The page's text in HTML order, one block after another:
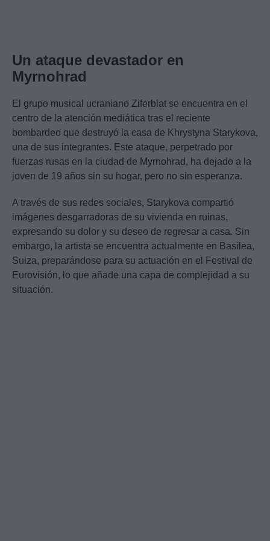
Un ataque devastador en
Myrnohrad
El grupo musical ucraniano Ziferblat se encuentra en el
centro de la atención mediática tras el reciente
bombardeo que destruyó la casa de Khrystyna Starykova,
una de sus integrantes. Este ataque, perpetrado por
fuerzas rusas en la ciudad de Myrnohrad, ha dejado a la
joven de 19 años sin su hogar, pero no sin esperanza.
A través de sus redes sociales, Starykova compartió
imágenes desgarradoras de su vivienda en ruinas,
expresando su dolor y su deseo de regresar a casa. Sin
embargo, la artista se encuentra actualmente en Basilea,
Suiza, preparándose para su actuación en el Festival de
Eurovisión, lo que añade una capa de complejidad a su
situación.